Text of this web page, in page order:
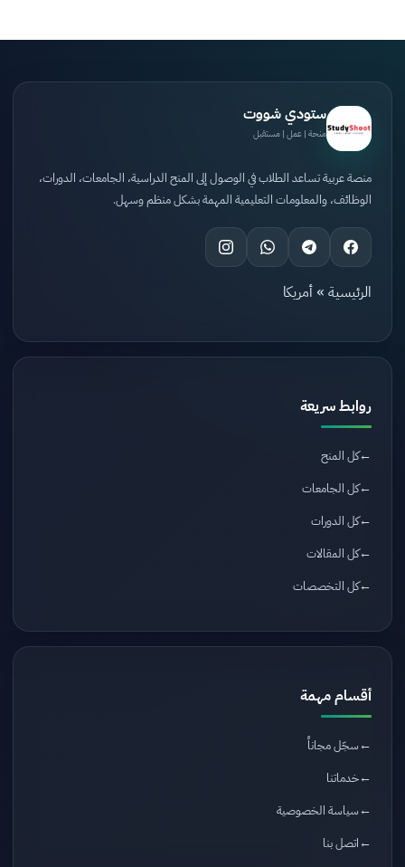
ستودي شووت
منحة | عمل | مستقبل
منصة عربية تساعد الطلاب في الوصول إلى المنح الدراسية، الجامعات، الدورات،
الوظائف، والمعلومات التعليمية المهمة بشكل منظم وسهل.
الرئيسية » أمريكا
روابط سريعة
كل المنح
كل الجامعات
كل الدورات
كل المقالات
كل التخصصات
أقسام مهمة
سجّل مجاناً
خدماتنا
سياسة الخصوصية
اتصل بنا